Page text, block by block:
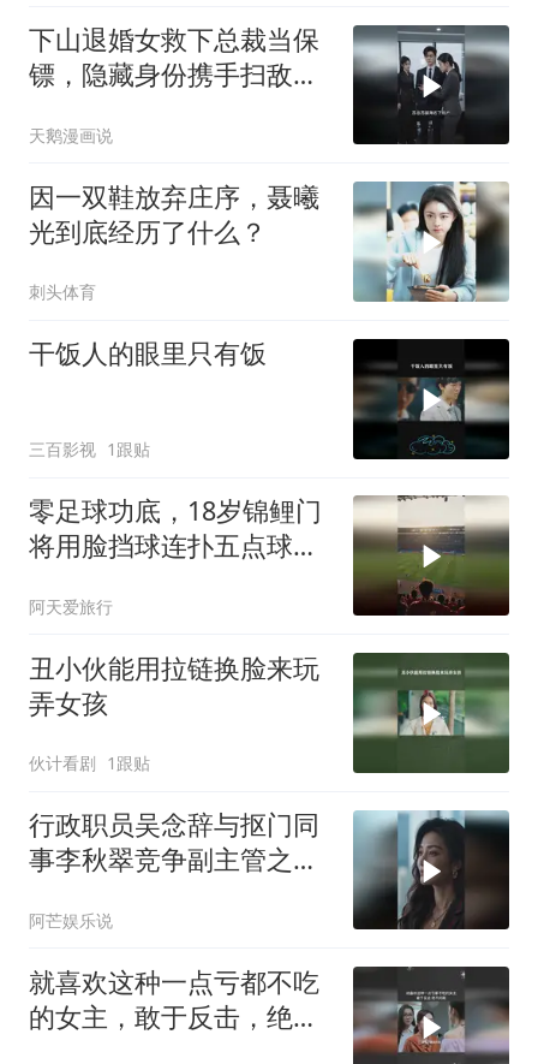
下山退婚女救下总裁当保
镖，隐藏身份携手扫敌终
天鹅漫画说
因一双鞋放弃庄序，聂曦
光到底经历了什么？
刺头体育
干饭人的眼里只有饭
三百影视 1跟贴
零足球功底，18岁锦鲤门
将用脸挡球连扑五点球保
阿天爱旅行
丑小伙能用拉链换脸来玩
弄女孩
伙计看剧 1跟贴
行政职员吴念辞与抠门同
事李秋翠竞争副主管之
吴念辞一一化解
阿芒娱乐说
就喜欢这种一点亏都不吃
的女主，敢于反击，绝不